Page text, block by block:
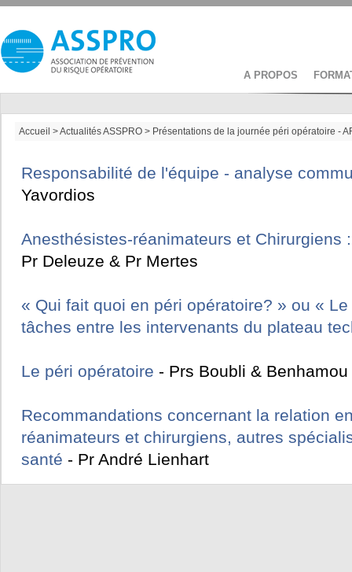
A PROPOS
Accueil >Actualités ASSPRO > Présentations de la journée péri opératoire -
Responsabilité de l'équipe - analyse
Yavordios
Anesthésistes-réanimateurs et Chirurgiens
Pr Deleuze & Pr Mertes
« Qui fait quoi en péri opératoire? » ou «
tâches entre les intervenants du plateau
Le péri opératoire - Prs Boubli & Benhamou
Recommandations concernant la relation
réanimateurs et chirurgiens, autres
santé - Pr André Lienhart